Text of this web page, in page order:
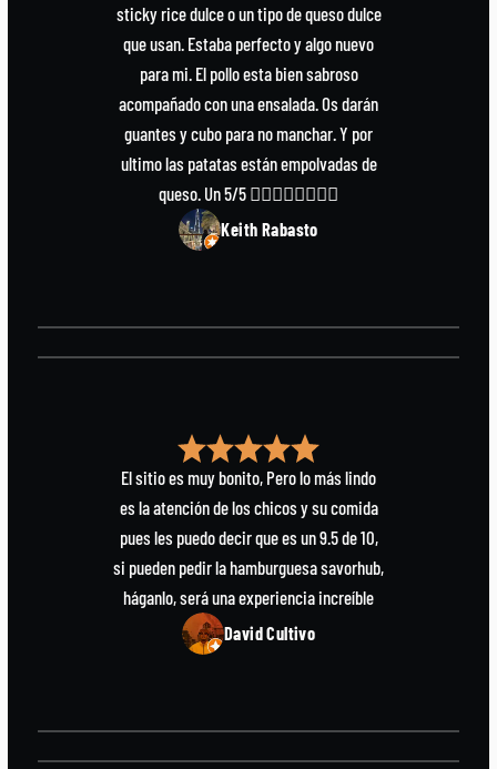
sticky rice dulce o un tipo de queso dulce
que usan. Estaba perfecto y algo nuevo
para mi. El pollo esta bien sabroso
acompañado con una ensalada. Os darán
guantes y cubo para no manchar. Y por
ultimo las patatas están empolvadas de
queso. Un 5/5 👍🏻👍🏻👍🏻👍🏻
Keith Rabasto
El sitio es muy bonito, Pero lo más lindo
es la atención de los chicos y su comida
pues les puedo decir que es un 9.5 de 10,
si pueden pedir la hamburguesa savorhub,
háganlo, será una experiencia increíble
David Cultivo